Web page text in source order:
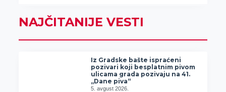
NAJČITANIJE VESTI
Iz Gradske bašte ispraćeni
pozivari koji besplatnim pivom
ulicama grada pozivaju na 41.
„Dane piva“
5. avgust 2026.